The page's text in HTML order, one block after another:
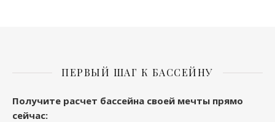
ПЕРВЫЙ ШАГ К БАССЕЙНУ
Получите расчет бассейна своей мечты прямо
сейчас: